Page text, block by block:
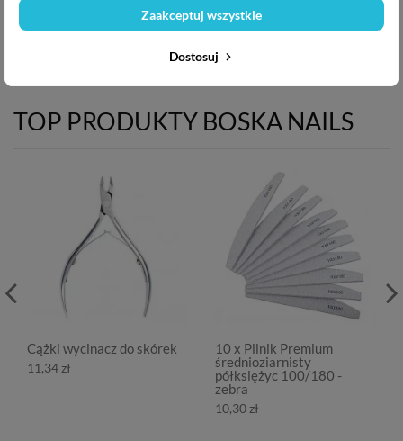
Dostosuj
Zaakceptuj wszystkie
TOP PRODUKTY BOSKA NAILS
Cążki wycinacz do skórek
11,34 zł
10 x Pilnik Premium
średnioziarnisty
półksiężyc 100/180 -
zebra
10,30 zł